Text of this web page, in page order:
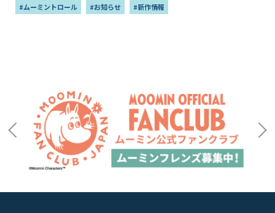
#ムーミントロール
#お知らせ #新作情報